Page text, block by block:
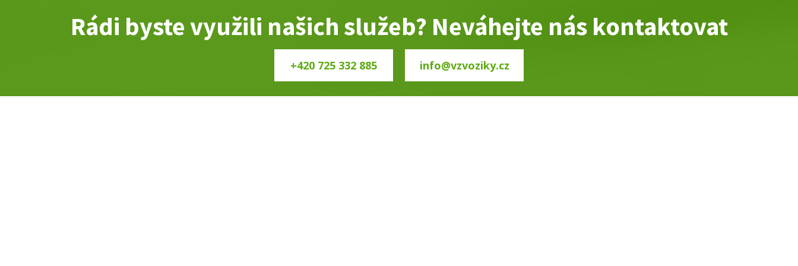
Rádi byste využili našich služeb? Neváhejte nás kontaktovat
+420 725 332 885 info@vzvoziky.cz